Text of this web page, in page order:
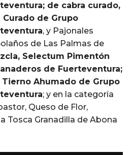
de cabra curado,
de Grupo
, y Pajonales
de Las Palmas de
Selectum Pimentón
de Fuerteventura;
Ahumado de Grupo
; y en la categoría
Queso de Flor,
Tosca Granadilla de Abona